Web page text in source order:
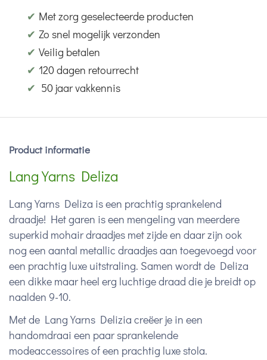
✔ Met zorg geselecteerde producten
✔ Zo snel mogelijk verzonden
✔ Veilig betalen
✔ 120 dagen retourrecht
✔ 50 jaar vakkennis
Product informatie
Lang Yarns Deliza
Lang Yarns Deliza is een prachtig sprankelend
draadje! Het garen is een mengeling van meerdere
superkid mohair draadjes met zijde en daar zijn ook
nog een aantal metallic draadjes aan toegevoegd voor
een prachtig luxe uitstraling. Samen wordt de Deliza
een dikke maar heel erg luchtige draad die je breidt op
naalden 9-10.
Met de Lang Yarns Delizia creëer je in een
handomdraai een paar sprankelende
modeaccessoires of een prachtig luxe stola.